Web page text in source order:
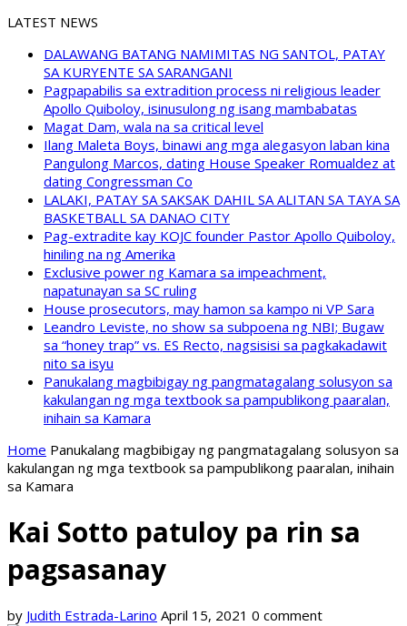
LATEST NEWS
DALAWANG BATANG NAMIMITAS NG SANTOL, PATAY
SA KURYENTE SA SARANGANI
Pagpapabilis sa extradition process ni religious leader
Apollo Quiboloy, isinusulong ng isang mambabatas
Magat Dam, wala na sa critical level
Ilang Maleta Boys, binawi ang mga alegasyon laban kina
Pangulong Marcos, dating House Speaker Romualdez at
dating Congressman Co
LALAKI, PATAY SA SAKSAK DAHIL SA ALITAN SA TAYA SA
BASKETBALL SA DANAO CITY
Pag-extradite kay KOJC founder Pastor Apollo Quiboloy,
hiniling na ng Amerika
Exclusive power ng Kamara sa impeachment,
napatunayan sa SC ruling
House prosecutors, may hamon sa kampo ni VP Sara
Leandro Leviste, no show sa subpoena ng NBI; Bugaw
sa “honey trap” vs. ES Recto, nagsisisi sa pagkakadawit
nito sa isyu
Panukalang magbibigay ng pangmatagalang solusyon sa
kakulangan ng mga textbook sa pampublikong paaralan,
inihain sa Kamara
Home Panukalang magbibigay ng pangmatagalang solusyon sa
kakulangan ng mga textbook sa pampublikong paaralan, inihain
sa Kamara
Kai Sotto patuloy pa rin sa
pagsasanay
by Judith Estrada-Larino April 15, 2021 0 comment